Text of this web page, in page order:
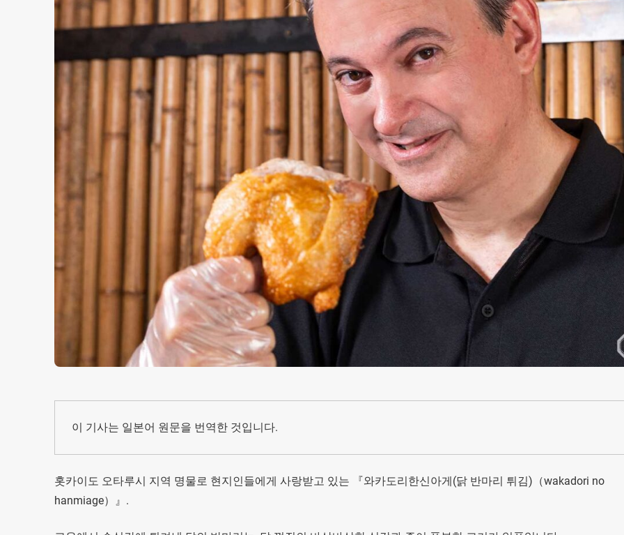
이 기사는 일본어 원문을 번역한 것입니다.
홋카이도 오타루시 지역 명물로 현지인들에게 사랑받고 있는 『와카도리한신아게(닭 반마리 튀김)（wakadori no
hanmiage）』.